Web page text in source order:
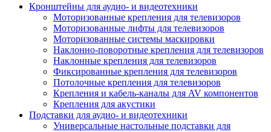
Кронштейны для аудио- и видеотехники
Моторизованные крепления для телевизоров
Моторизованные лифты для телевизоров
Моторизованные системы маскировки
Наклонно-поворотные крепления для телевизоров
Наклонные крепления для телевизоров
Фиксированные крепления для телевизоров
Потолочные крепления для телевизоров
Крепления и кабель-каналы для AV компонентов
Крепления для акустики
Подставки для аудио- и видеотехники
Универсальные настольные подставки для